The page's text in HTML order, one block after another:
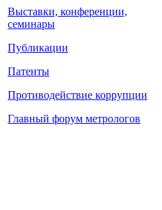
Выставки, конференции,
семинары
Публикации
Патенты
Противодействие коррупции
Главный форум метрологов